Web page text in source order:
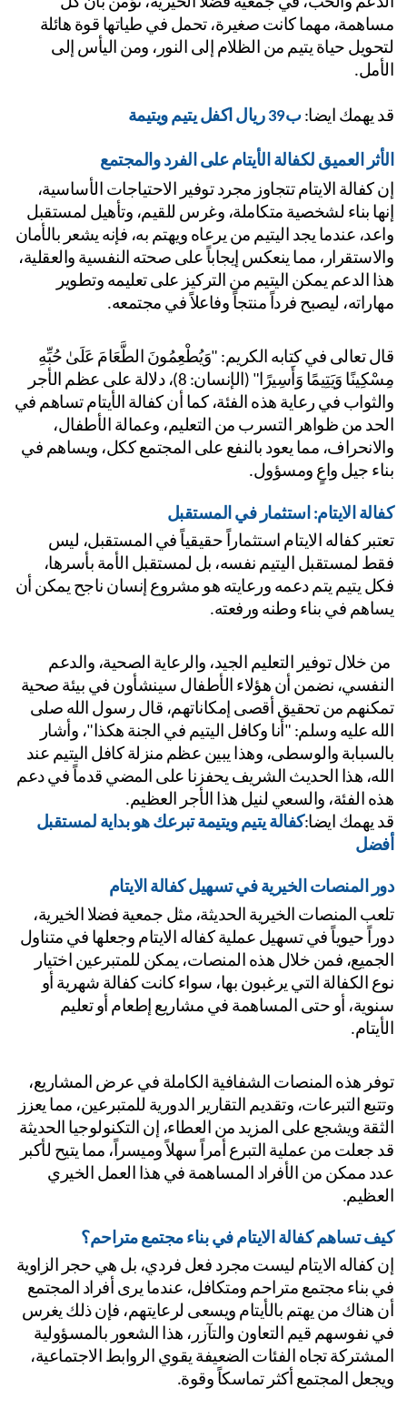
مساهمة، مهما كانت صغيرة، تحمل في طياتها قوة هائلة
لتحويل حياة يتيم من الظلام إلى النور، ومن اليأس إلى
يهمك ايضا:ب39 ريال اكفل يتيم ويتيمة
العميق لكفالة الأيتام على الفرد والمجتمع
إن كفالة الايتام تتجاوز مجرد توفير الاحتياجات الأساسية،
إنها بناء لشخصية متكاملة، وغرس للقيم، وتأهيل لمستقبل
واعد، عندما يجد اليتيم من يرعاه ويهتم به، فإنه يشعر بالأمان
والاستقرار، مما ينعكس إيجاباً على صحته النفسية والعقلية،
هذا الدعم يمكن اليتيم من التركيز على تعليمه وتطوير
ليصبح فرداً منتجاً وفاعلاً في مجتمعه.
قال تعالى في كتابه الكريم: "وَيُطْعِمُونَ الطَّعَامَ عَلَىٰ حُبِّهِ
مِسْكِينًا وَيَتِيمًا وَأَسِيرًا" (الإنسان: 8)، دلالة على عظم الأجر
الحد من ظواهر التسرب من التعليم، وعمالة الأطفال،
والانحراف، مما يعود بالنفع على المجتمع ككل، ويساهم في
جيل واعٍ ومسؤول.
الايتام: استثمار في المستقبل
تعتبر كفاله الايتام استثماراً حقيقياً في المستقبل، ليس
فقط لمستقبل اليتيم نفسه، بل لمستقبل الأمة بأسرها،
فكل يتيم يتم دعمه ورعايته هو مشروع إنسان ناجح يمكن أن
في بناء وطنه ورفعته.
من خلال توفير التعليم الجيد، والرعاية الصحية، والدعم
النفسي، نضمن أن هؤلاء الأطفال سينشأون في بيئة صحية
تمكنهم من تحقيق أقصى إمكاناتهم، قال رسول الله صلى
الله عليه وسلم: "أنا وكافل اليتيم في الجنة هكذا"، وأشار
بالسبابة والوسطى، وهذا يبين عظم منزلة كافل اليتيم عند
الله، هذا الحديث الشريف يحفزنا على المضي قدماً في دعم
الفئة، والسعي لنيل هذا الأجر العظيم.
يهمك ايضا:
كفالة يتيم ويتيمة تبرعك هو بداية لمستقبل
المنصات الخيرية في تسهيل كفالة الايتام
تلعب المنصات الخيرية الحديثة، مثل جمعية فضلا الخيرية،
دوراً حيوياً في تسهيل عملية كفاله الايتام وجعلها في متناول
الجميع، فمن خلال هذه المنصات، يمكن للمتبرعين اختيار
نوع الكفالة التي يرغبون بها، سواء كانت كفالة شهرية أو
سنوية، أو حتى المساهمة في مشاريع إطعام أو تعليم
توفر هذه المنصات الشفافية الكاملة في عرض المشاريع،
وتتبع التبرعات، وتقديم التقارير الدورية للمتبرعين، مما يعزز
الثقة ويشجع على المزيد من العطاء، إن التكنولوجيا الحديثة
قد جعلت من عملية التبرع أمراً سهلاً وميسراً، مما يتيح لأكبر
عدد ممكن من الأفراد المساهمة في هذا العمل الخيري
تساهم كفالة الايتام في بناء مجتمع متراحم؟
إن كفاله الايتام ليست مجرد فعل فردي، بل هي حجر الزاوية
في بناء مجتمع متراحم ومتكافل، عندما يرى أفراد المجتمع
في نفوسهم قيم التعاون والتآزر، هذا الشعور بالمسؤولية
المشتركة تجاه الفئات الضعيفة يقوي الروابط الاجتماعية،
المجتمع أكثر تماسكاً وقوة.